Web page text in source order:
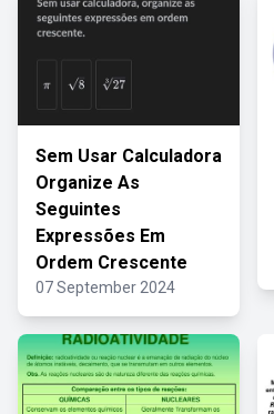
Sem Usar Calculadora
Organize As
Seguintes
Expressões Em
Ordem Crescente
07 September 2024